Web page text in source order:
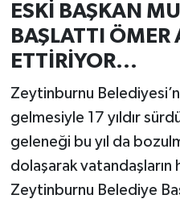
ESKİ BAŞKAN
BAŞLATTI ÖMER
ETTİRİYOR...
Zeytinburnu
gelmesiyle 17 yıldır
geleneği bu yıl da
dolaşarak vatandaşların
Zeytinburnu Belediye